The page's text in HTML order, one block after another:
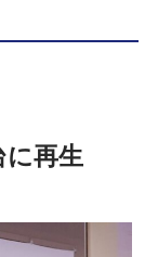
再生